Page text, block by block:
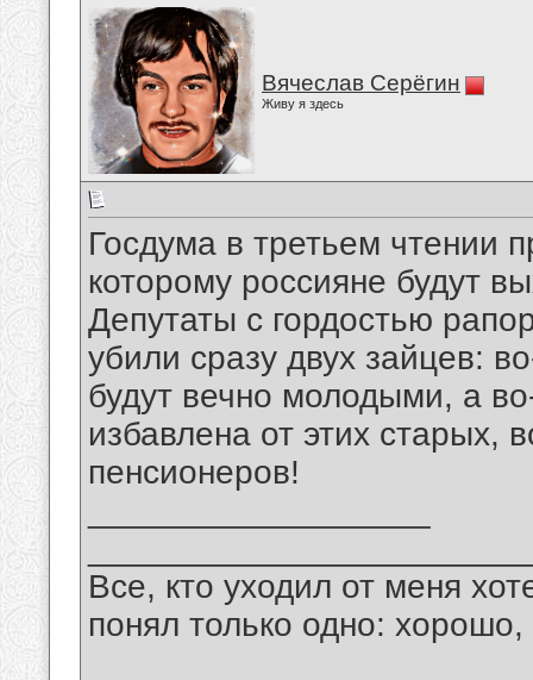
Вячеслав Серёгин
Живу я здесь
Госдума в третьем чтении
которому россияне будут
Депутаты с гордостью
убили сразу двух зайцев:
будут вечно молодыми, а
избавлена от этих старых,
пенсионеров!
Все, кто уходил от меня
понял только одно: